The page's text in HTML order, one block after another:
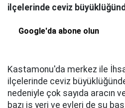
ilçelerinde ceviz
Google'da abone olun
Kastamonu'da merkez ile
ilçelerinde ceviz büyüklüğünde
nedeniyle çok sayıda aracın
bazı iş yeri ve evleri de su